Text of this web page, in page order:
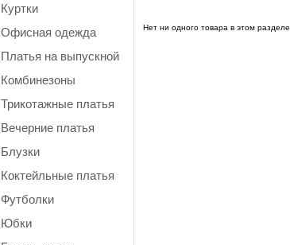
Куртки
Офисная одежда
Платья на выпускной
Комбинезоны
Трикотажные платья
Вечерние платья
Блузки
Коктейльные платья
Футболки
Юбки
Нет ни одного товара в этом разделе.